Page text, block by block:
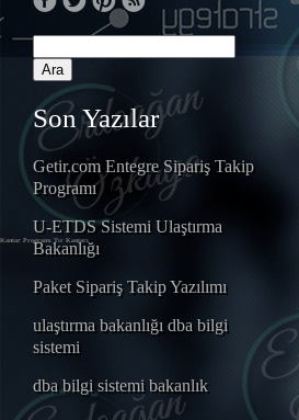
Son Yazılar
Getir.com Entegre Sipariş Takip
Programı
U-ETDS Sistemi Ulaştırma
Bakanlığı
Paket Sipariş Takip Yazılımı
ulaştırma bakanlığı dba bilgi
sistemi
dba bilgi sistemi bakanlık
Kantar Programı Tır Kantarı